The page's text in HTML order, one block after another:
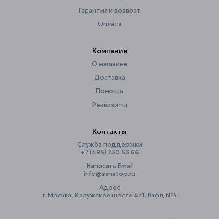
Гарантия и возврат
Оплата
Компания
О магазине
Доставка
Помощь
Реквизиты
Контакты
Служба поддержки
+7 (495) 230 53 66
Написать Email
info@sanstop.ru
Адрес
г. Москва, Калужское шоссе 4с1. Вход №5